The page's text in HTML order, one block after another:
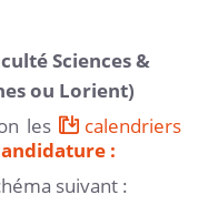
Sciences &
ou Lorient)
les
calendriers
:
suivant :